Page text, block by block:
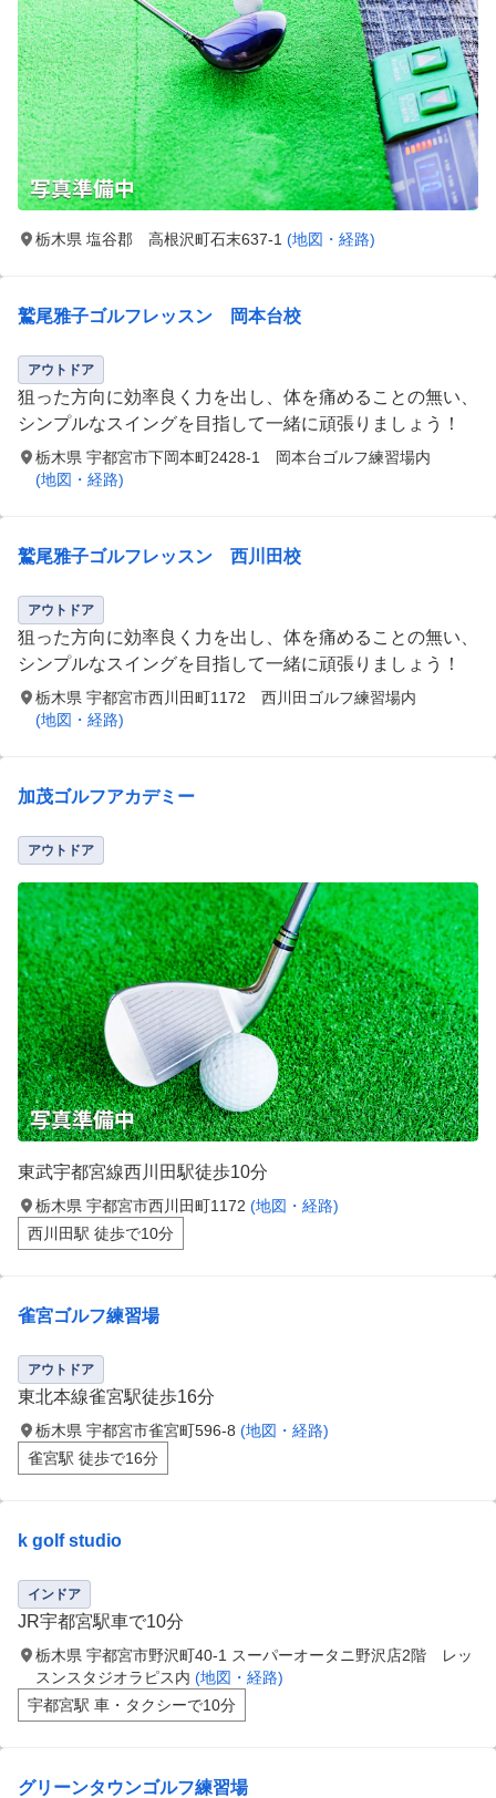
栃木県 塩谷郡 高根沢町石末637-1 (地図・経路)
鷲尾雅子ゴルフレッスン 岡本台校
アウトドア
狙った方向に効率良く力を出し、体を痛めることの無い、
シンプルなスイングを目指して一緒に頑張りましょう！
栃木県 宇都宮市下岡本町2428-1 岡本台ゴルフ練習場内
(地図・経路)
鷲尾雅子ゴルフレッスン 西川田校
アウトドア
狙った方向に効率良く力を出し、体を痛めることの無い、
シンプルなスイングを目指して一緒に頑張りましょう！
栃木県 宇都宮市西川田町1172 西川田ゴルフ練習場内
(地図・経路)
加茂ゴルフアカデミー
アウトドア
東武宇都宮線西川田駅徒歩10分
栃木県 宇都宮市西川田町1172 (地図・経路)
西川田駅 徒歩で10分
雀宮ゴルフ練習場
アウトドア
東北本線雀宮駅徒歩16分
栃木県 宇都宮市雀宮町596-8 (地図・経路)
雀宮駅 徒歩で16分
k golf studio
インドア
JR宇都宮駅車で10分
栃木県 宇都宮市野沢町40-1 スーパーオータニ野沢店2階 レッ
スンスタジオラピス内 (地図・経路)
宇都宮駅 車・タクシーで10分
グリーンタウンゴルフ練習場